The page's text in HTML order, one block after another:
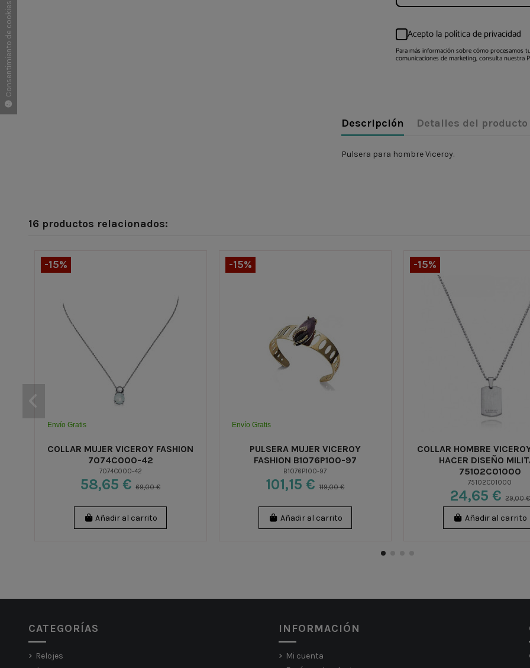
Acepto la política de privacidad
Para más información sobre cómo procesamos
comunicaciones de marketing, consulta nuestra
Descripción Detalles del producto
Pulsera para hombre Viceroy.
16 productos relacionados:
Envío Gratis
-15%
COLLAR MUJER VICEROY FASHION
7074C000-42
7074C000-42
58,65 €69,00 €
Añadir al carrito
Envío Gratis
-15%
PULSERA MUJER VICEROY
FASHION B1076P100-97
B1076P100-97
101,15 €119,00 €
Añadir al carrito
-15%
COLLAR HOMBRE
HACER DISEÑO
75102C01000
75102C01000
24,65 € 29,00 €
Añadir al carrito
CATEGORÍAS
Relojes
INFORMACIÓN
Mi cuenta
Consentimiento de cookies